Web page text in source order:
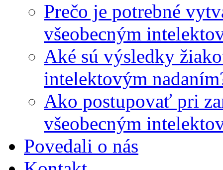
Prečo je potrebné
všeobecným
Aké sú výsledky
intelektovým
Ako postupovať pri
všeobecným
Povedali o nás